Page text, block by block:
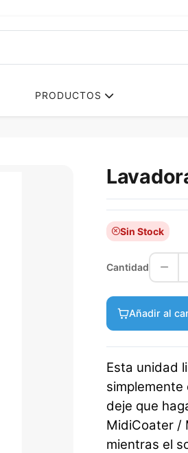
PRODUCTOS
Sin Stock
Cantidad
Añadir al
Esta unidad
deje que
MidiCoater /
mientras el